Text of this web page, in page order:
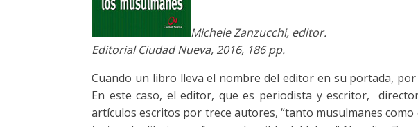
Michele Zanzucchi, editor.
Editorial Ciudad Nueva, 2016, 186 pp.
Cuando un libro lleva el nombre del editor en su portada,
En este caso, el editor, que es periodista y escritor,
artículos escritos por trece autores, “tanto musulmanes